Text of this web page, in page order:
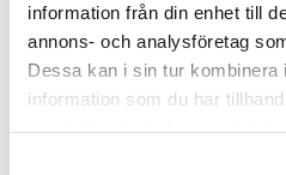
information från din enhet till
annons- och analysföretag
Dessa kan i sin tur kombinera
information som du har